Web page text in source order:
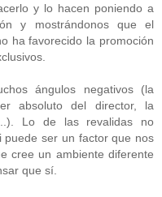
y lo hacen poniendo a
y mostrándonos que el
ha favorecido la promoción
ángulos negativos (la
absoluto del director, la
Lo de las revalidas no
ser un factor que nos
cree un ambiente diferente
que sí.